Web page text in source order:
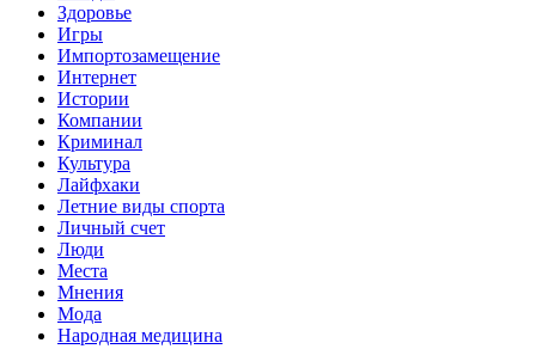
Здоровье
Игры
Импортозамещение
Интернет
Истории
Компании
Криминал
Культура
Лайфхаки
Летние виды спорта
Личный счет
Люди
Места
Мнения
Мода
Народная медицина